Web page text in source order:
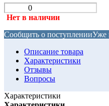
Характеристики
Нет в наличии
Сообщить о поступленииУже
Описание товара
Характеристики
Отзывы
Вопросы